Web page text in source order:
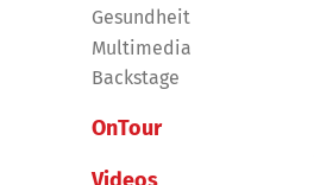
Gesundheit
Multimedia
Backstage
OnTour